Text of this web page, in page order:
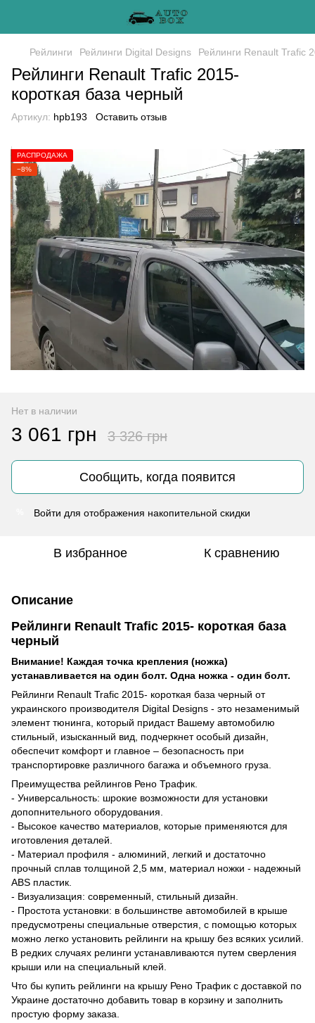
Рейлинги Рейлинги Digital Designs Рейлинги Renault Trafic
Рейлинги Renault Trafic 2015-
короткая база черный
Артикул: hpb193 Оставить отзыв
РАСПРОДАЖА
−8%
Нет в наличии
3 061 грн 3 326 грн
Сообщить, когда появится
Войти для отображения накопительной скидки
В избранное К сравнению
Описание
Рейлинги Renault Trafic 2015- короткая база
черный
Внимание! Каждая точка крепления (ножка)
устанавливается на один болт. Одна ножка - один болт.
Рейлинги Renault Trafic 2015- короткая база черный от
украинского производителя Digital Designs - это незаменимый
элемент тюнинга, который придаст Вашему автомобилю
стильный, изысканный вид, подчеркнет особый дизайн,
обеспечит комфорт и главное – безопасность при
транспортировке различного багажа и объемного груза.
Преимущества рейлингов Рено Трафик.
- Универсальность: шрокие возможности для установки
допопнительного оборудования.
- Высокое качество материалов, которые применяются для
иготовления деталей.
- Материал профиля - алюминий, легкий и достаточно
прочный сплав толщиной 2,5 мм, материал ножки - надежный
ABS пластик.
- Визуализация: современный, стильный дизайн.
- Простота установки: в большинстве автомобилей в крыше
предусмотрены специальные отверстия, с помощью которых
можно легко установить рейлинги на крышу без всяких усилий.
В редких случаях релинги устанавливаются путем сверления
крыши или на специальный клей.
Что бы купить рейлинги на крышу Рено Трафик с доставкой по
Украине достаточно добавить товар в корзину и заполнить
простую форму заказа.